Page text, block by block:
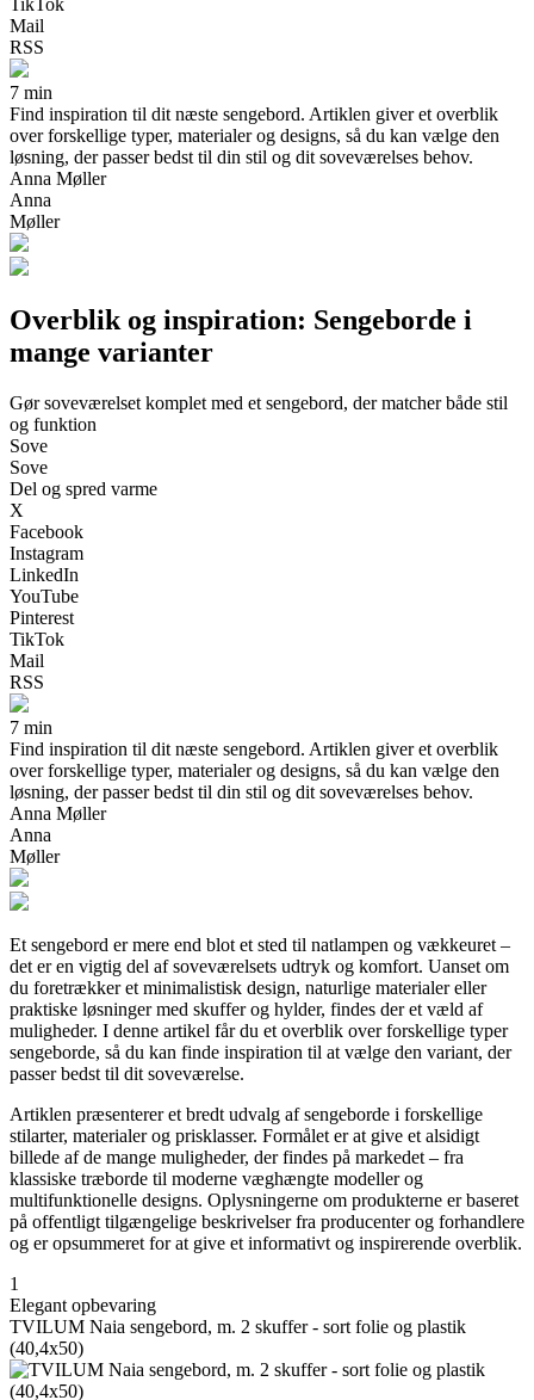
Mail
RSS
7 min
Find inspiration til dit næste sengebord. Artiklen giver et overblik
over forskellige typer, materialer og designs, så du kan vælge den
løsning, der passer bedst til din stil og dit soveværelses behov.
Anna Møller
Anna
Møller
Overblik og inspiration: Sengeborde i
mange varianter
Gør soveværelset komplet med et sengebord, der matcher både stil
og funktion
Sove
Sove
Del og spred varme
X
Facebook
Instagram
LinkedIn
YouTube
Pinterest
TikTok
Mail
RSS
7 min
Find inspiration til dit næste sengebord. Artiklen giver et overblik
over forskellige typer, materialer og designs, så du kan vælge den
løsning, der passer bedst til din stil og dit soveværelses behov.
Anna Møller
Anna
Møller
Et sengebord er mere end blot et sted til natlampen og vækkeuret –
det er en vigtig del af soveværelsets udtryk og komfort. Uanset om
du foretrækker et minimalistisk design, naturlige materialer eller
praktiske løsninger med skuffer og hylder, findes der et væld af
muligheder. I denne artikel får du et overblik over forskellige typer
sengeborde, så du kan finde inspiration til at vælge den variant, der
passer bedst til dit soveværelse.
Artiklen præsenterer et bredt udvalg af sengeborde i forskellige
stilarter, materialer og prisklasser. Formålet er at give et alsidigt
billede af de mange muligheder, der findes på markedet – fra
klassiske træborde til moderne væghængte modeller og
multifunktionelle designs. Oplysningerne om produkterne er baseret
på offentligt tilgængelige beskrivelser fra producenter og forhandlere
og er opsummeret for at give et informativt og inspirerende overblik.
1
Elegant opbevaring
TVILUM Naia sengebord, m. 2 skuffer - sort folie og plastik
(40,4x50)